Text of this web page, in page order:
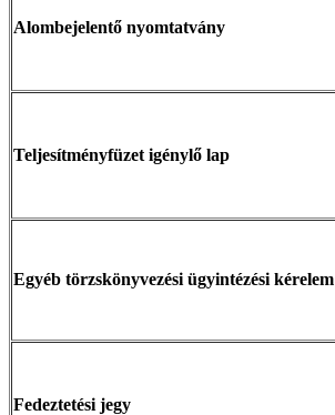
Alombejelentő nyomtatvány
Teljesítményfüzet igénylő lap
Egyéb törzskönyvezési ügyintézési kérelem
Fedeztetési jegy